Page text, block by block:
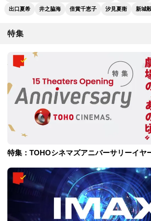
出口夏希 井之脇海 倍賞千恵子 汐見夏衛 新城
特集
特集：TOHOシネマズアニバーサリーイヤ